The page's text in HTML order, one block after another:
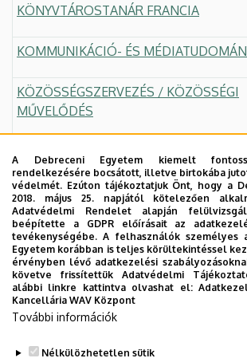
KÖNYVTÁROSTANÁR FRANCIA
KOMMUNIKÁCIÓ- ÉS
KÖZÖSSÉGSZERVEZÉS / KÖZÖSSÉGI
MŰVELŐDÉS
MAGYAR
NÉMET
NEMZETKÖZI TANULMÁNYOK
TÖRTÉNELEM
A Debreceni Egyetem kiemelt
rendelkezésére bocsátott, illetve birtokába
védelmét. Ezúton tájékoztatjuk Önt, hogy a
2018. május 25. napjától kötelezően
Adatvédelmi Rendelet alapján
beépítette a GDPR előírásait az
tevékenységébe. A felhasználók személyes
Egyetem korábban is teljes körültekintéssel
érvényben lévő adatkezelési
követve frissítettük Adatvédelmi
alábbi linkre kattintva olvashat el:
Kancellária WAV Központ
További információk
Nélkülözhetetlen sütik